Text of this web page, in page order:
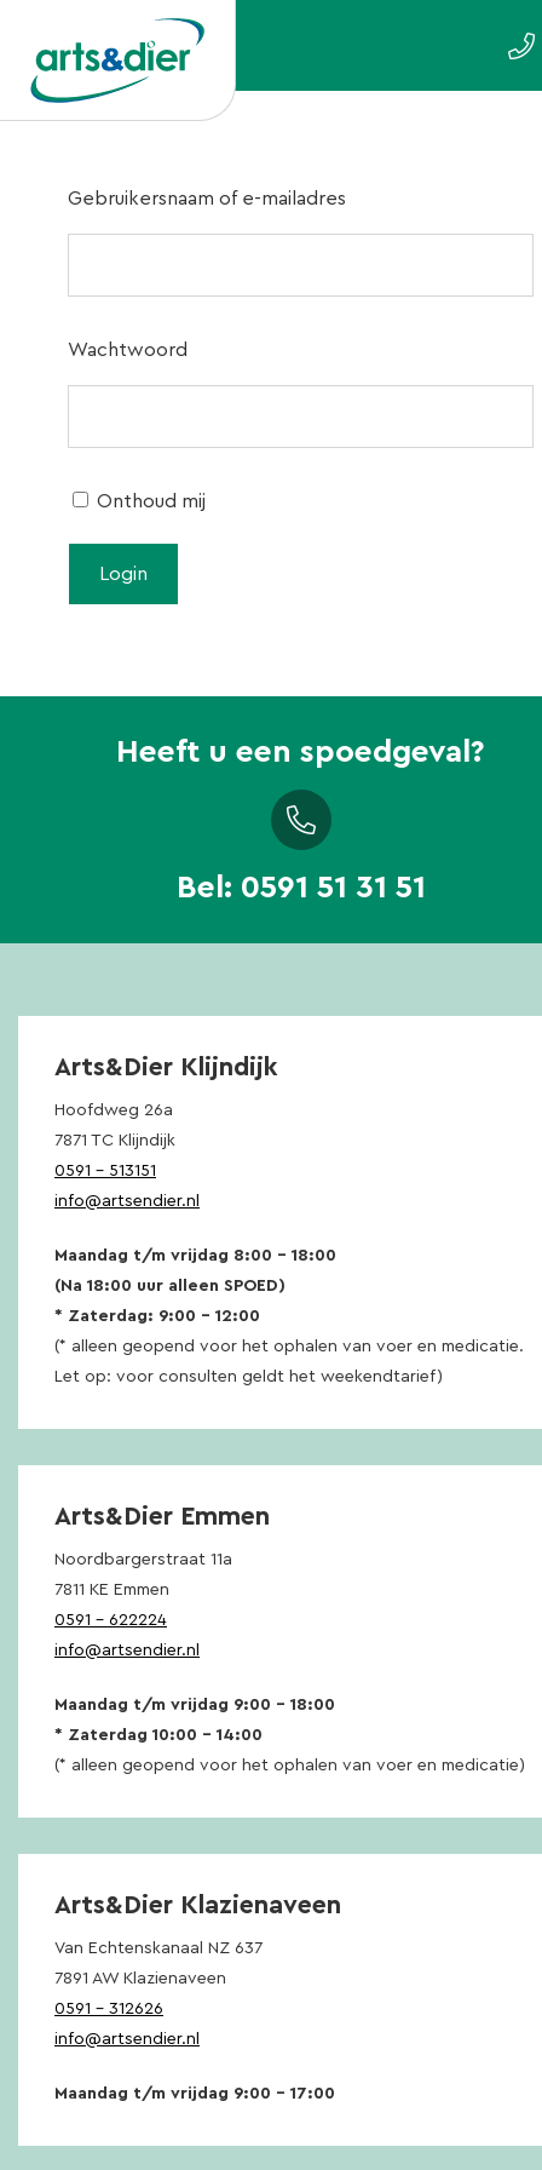
Gebruikersnaam of e-mailadres
Wachtwoord
Onthoud mij
Heeft u een spoedgeval?
Bel: 0591 51 31 51
Arts&Dier Klijndijk
Hoofdweg 26a
7871 TC Klijndijk
0591 – 513151
info@artsendier.nl
Maandag t/m vrijdag 8:00 – 18:00
(Na 18:00 uur alleen SPOED)
* Zaterdag: 9:00 – 12:00
(* alleen geopend voor het ophalen van voer en medicatie.
Let op: voor consulten geldt het weekendtarief)
Arts&Dier Emmen
Noordbargerstraat 11a
7811 KE Emmen
0591 – 622224
info@artsendier.nl
Maandag t/m vrijdag 9:00 – 18:00
* Zaterdag 10:00 – 14:00
(* alleen geopend voor het ophalen van voer en medicatie)
Arts&Dier Klazienaveen
Van Echtenskanaal NZ 637
7891 AW Klazienaveen
0591 – 312626
info@artsendier.nl
Maandag t/m vrijdag 9:00 – 17:00